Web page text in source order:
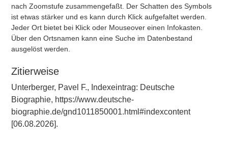
nach Zoomstufe zusammengefaßt. Der Schatten des Symbols
ist etwas stärker und es kann durch Klick aufgefaltet werden.
Jeder Ort bietet bei Klick oder Mouseover einen Infokasten.
Über den Ortsnamen kann eine Suche im Datenbestand
ausgelöst werden.
Zitierweise
Unterberger, Pavel F., Indexeintrag: Deutsche
Biographie, https://www.deutsche-
biographie.de/gnd1011850001.html#indexcontent
[06.08.2026].